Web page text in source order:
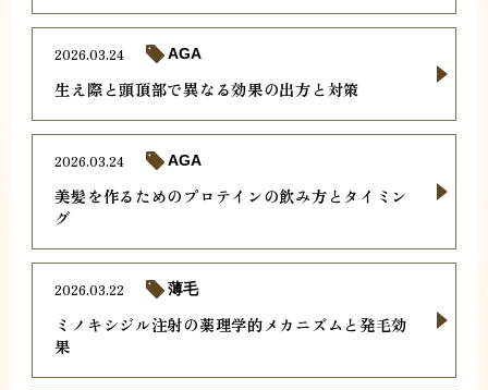
生え際と頭頂部で異なる効果の出方と対策
2026.03.24 AGA
美髪を作るためのプロテインの飲み方とタイミン
グ
2026.03.24 AGA
ミノキシジル注射の薬理学的メカニズムと発毛効
果
2026.03.22 薄毛